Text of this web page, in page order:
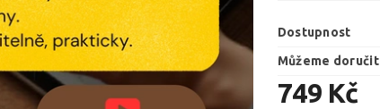
Dostupnost
Můžeme
749 Kč